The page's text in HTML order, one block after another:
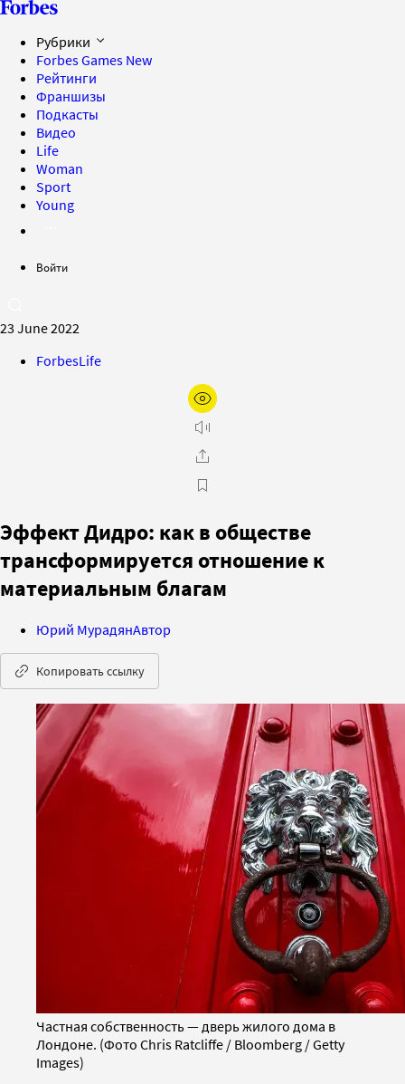
Рубрики
Forbes Games New
Рейтинги
Франшизы
Подкасты
Видео
Life
Woman
Sport
Young
Войти
23 June 2022
ForbesLife
Эффект Дидро: как в обществе
трансформируется отношение к
материальным благам
Юрий МурадянАвтор
Копировать ссылку
Частная собственность — дверь жилого дома в
Лондоне. (Фото Chris Ratcliffe / Bloomberg / Getty
Images)